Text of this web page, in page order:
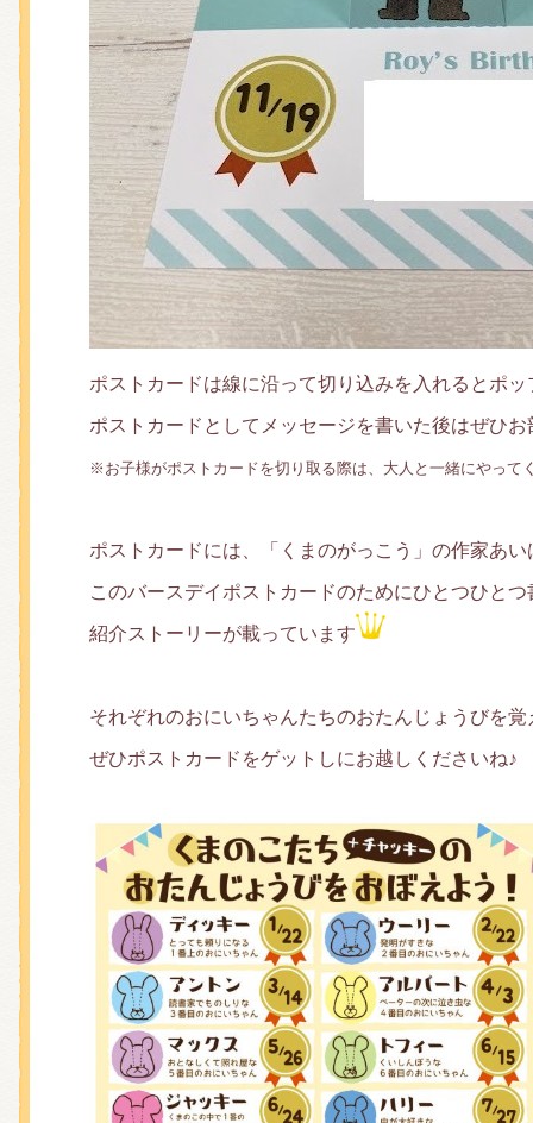
ポストカードは線に沿って切り込みを入れるとポ
ポストカードとしてメッセージを書いた後はぜひ
※お子様がポストカードを切り取る際は、大人と一緒にやって
ポストカードには、「くまのがっこう」の作家あい
このバースデイポストカードのためにひとつひと
紹介ストーリーが載っています
それぞれのおにいちゃんたちのおたんじょうびを覚
ぜひポストカードをゲットしにお越しくださいね♪